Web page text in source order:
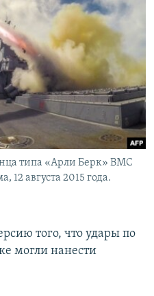
типа «Арли Берк» ВМС
12 августа 2015 года.
того, что удары по
могли нанести